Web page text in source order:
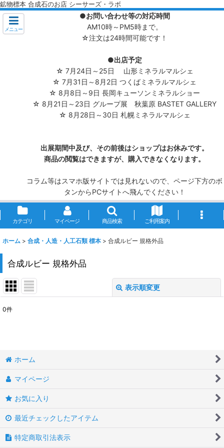
鉱物標本 合成石のお店 シーサーズ・ラボ
メニュー
●お問い合わせ等の対応時間
AM10時～PM5時まで。
☆注文は24時間可能です！
●出店予定
☆ 7月24日～25日 山形ミネラルマルシェ
☆ 7月31日～8月2日 つくばミネラルマルシェ
☆ 8月8日～9日 長岡キューソンミネラルショー
☆ 8月21日～23日 グループ展 秋葉原 BASTET GALLERY
☆ 8月28日～30日 札幌ミネラルマルシェ
出展期間中及び、その前後はショップはお休みです。
商品の閲覧はできますが、購入できなくなります。
コラム等はスマホ版サイトでは見れないので、ページ下方のボ
タンからPCサイトへ飛んでください！
カテゴリ マイページ 商品検索 ご利用案内
ホーム > 合成・人造・人工石類 標本 > 合成ルビー 規格外品
合成ルビー 規格外品
表示順変更
0件
ホーム
マイページ
お気に入り
最近チェックしたアイテム
特定商取引法表示